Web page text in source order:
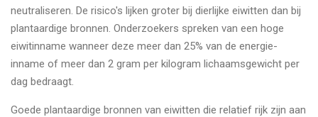
neutraliseren. De risico's lijken groter bij dierlijke eiwitten dan bij
plantaardige bronnen. Onderzoekers spreken van een hoge
eiwitinname wanneer deze meer dan 25% van de energie-
inname of meer dan 2 gram per kilogram lichaamsgewicht per
dag bedraagt.
Goede plantaardige bronnen van eiwitten die relatief rijk zijn aan